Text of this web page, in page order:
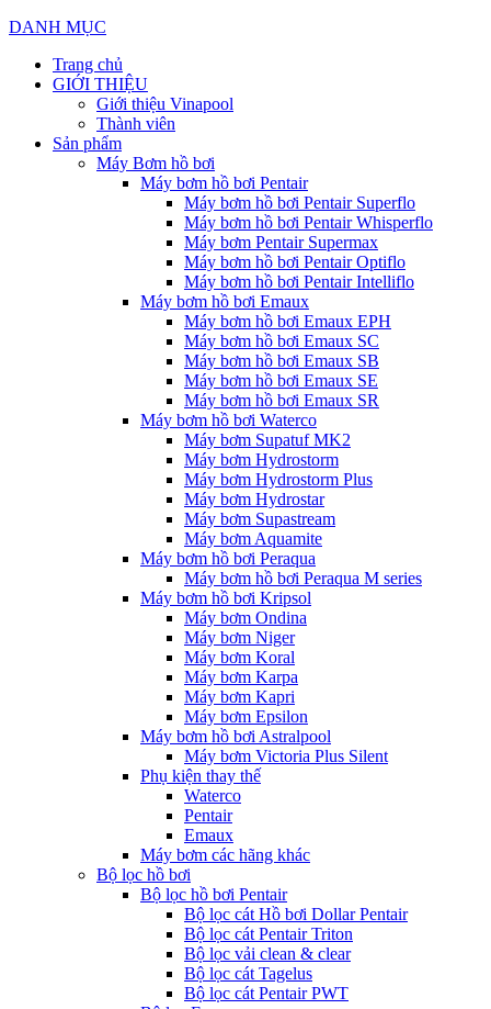
DANH MỤC
Trang chủ
GIỚI THIỆU
Giới thiệu Vinapool
Thành viên
Sản phẩm
Máy Bơm hồ bơi
Máy bơm hồ bơi Pentair
Máy bơm hồ bơi Pentair Superflo
Máy bơm hồ bơi Pentair Whisperflo
Máy bơm Pentair Supermax
Máy bơm hồ bơi Pentair Optiflo
Máy bơm hồ bơi Pentair Intelliflo
Máy bơm hồ bơi Emaux
Máy bơm hồ bơi Emaux EPH
Máy bơm hồ bơi Emaux SC
Máy bơm hồ bơi Emaux SB
Máy bơm hồ bơi Emaux SE
Máy bơm hồ bơi Emaux SR
Máy bơm hồ bơi Waterco
Máy bơm Supatuf MK2
Máy bơm Hydrostorm
Máy bơm Hydrostorm Plus
Máy bơm Hydrostar
Máy bơm Supastream
Máy bơm Aquamite
Máy bơm hồ bơi Peraqua
Máy bơm hồ bơi Peraqua M series
Máy bơm hồ bơi Kripsol
Máy bơm Ondina
Máy bơm Niger
Máy bơm Koral
Máy bơm Karpa
Máy bơm Kapri
Máy bơm Epsilon
Máy bơm hồ bơi Astralpool
Máy bơm Victoria Plus Silent
Phụ kiện thay thế
Waterco
Pentair
Emaux
Máy bơm các hãng khác
Bộ lọc hồ bơi
Bộ lọc hồ bơi Pentair
Bộ lọc cát Hồ bơi Dollar Pentair
Bộ lọc cát Pentair Triton
Bộ lọc vải clean & clear
Bộ lọc cát Tagelus
Bộ lọc cát Pentair PWT